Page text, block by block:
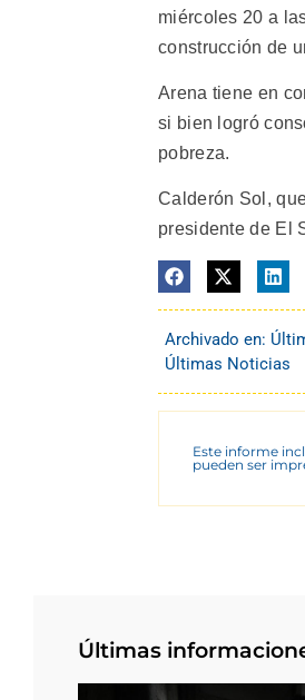
miércoles 20 a
construcción de
Arena tiene en
si bien logró
pobreza.
Calderón Sol,
presidente de El
Archivado en:
Últimas Noticias
Este informe
pueden ser
Últimas